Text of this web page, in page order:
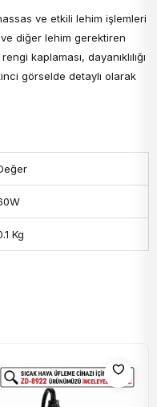
ve etkili lehim işlemleri
diğer lehim gerektiren
kaplaması, dayanıklılığı
görselde detaylı olarak
Kg